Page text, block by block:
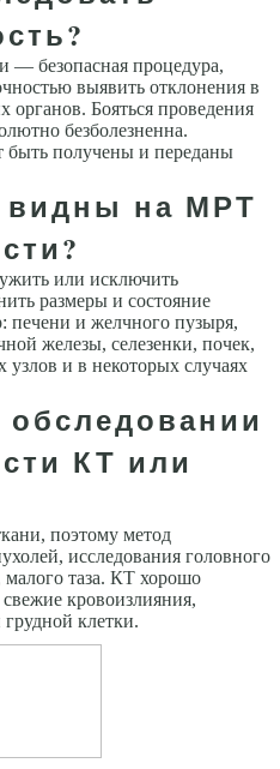
безопасная процедура,
выявить отклонения в
Бояться проведения
безболезненна.
быть получены и переданы
видны на МРТ
или исключить
размеры и состояние
печени и желчного пузыря,
железы, селезенки, почек,
и в некоторых случаях
КТ или
поэтому метод
исследования головного
малого таза. КТ хорошо
кровоизлияния,
клетки.